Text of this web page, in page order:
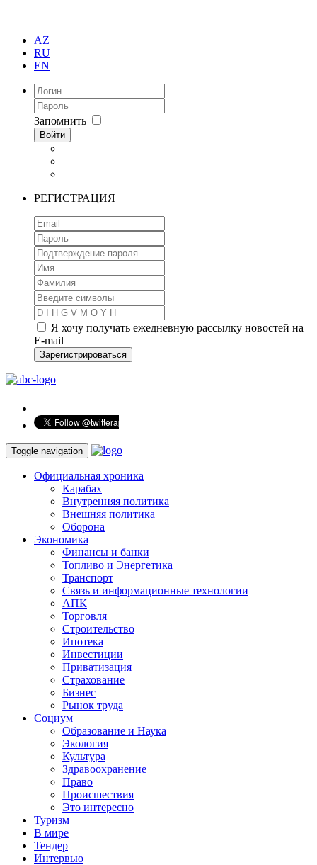
AZ
RU
EN
Запомнить
Войти
РЕГИСТРАЦИЯ
Я хочу получать ежедневную рассылку новостей на
E-mail
Зарегистрироваться
Toggle navigation
Официальная хроника
Карабах
Внутренняя политика
Внешняя политика
Оборона
Экономика
Финансы и банки
Топливо и Энергетика
Транспорт
Связь и информационные технологии
АПК
Торговля
Строительство
Ипотека
Инвестиции
Приватизация
Страхование
Бизнес
Рынок труда
Социум
Образование и Наука
Экология
Культура
Здравоохранение
Право
Происшествия
Это интересно
Туризм
В мире
Тендер
Интервью